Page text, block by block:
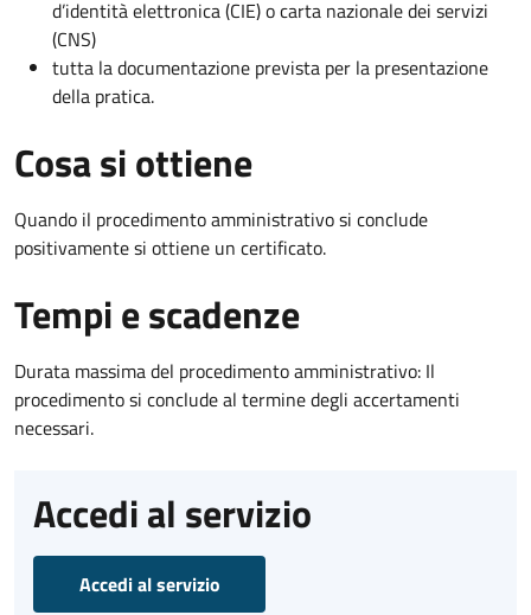
d’identità elettronica (CIE) o carta nazionale dei servizi
(CNS)
tutta la documentazione prevista per la presentazione
della pratica.
Cosa si ottiene
Quando il procedimento amministrativo si conclude
positivamente si ottiene un certificato.
Tempi e scadenze
Durata massima del procedimento amministrativo: Il
procedimento si conclude al termine degli accertamenti
necessari.
Accedi al servizio
Accedi al servizio